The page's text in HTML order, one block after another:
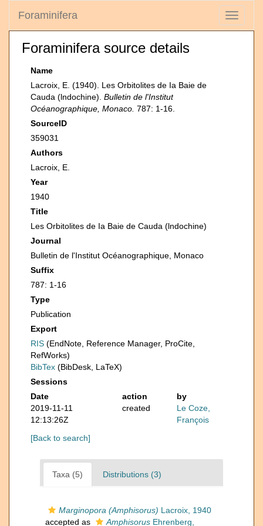
Toggle
Foraminifera
Foraminifera source details
Name
Lacroix, E. (1940). Les Orbitolites de Ia Baie de
Cauda (lndochine). Bulletin de l'Institut
Océanographique, Monaco. 787: 1-16.
SourceID
359031
Authors
Lacroix, E.
Year
1940
Title
Les Orbitolites de Ia Baie de Cauda (lndochine)
Journal
Bulletin de l'Institut Océanographique, Monaco
Suffix
787: 1-16
Type
Publication
Export
RIS (EndNote, Reference Manager, ProCite,
RefWorks)
BibTex (BibDesk, LaTeX)
Sessions
Date
action
by
2019-11-11
12:13:26Z
created
Le Coze,
François
[Back to search]
Taxa (5) Distributions (3)
Marginopora (Amphisorus) Lacroix, 1940
accepted as
Amphisorus Ehrenberg,